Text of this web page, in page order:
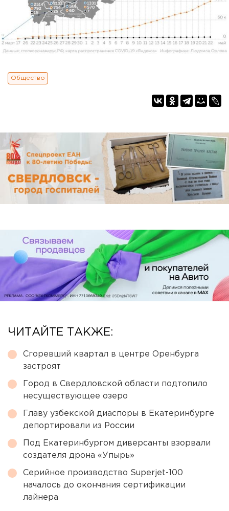
Общество
ЧИТАЙТЕ ТАКЖЕ:
Сгоревший квартал в центре Оренбурга
застроят
Город в Свердловской области подтопило
несуществующее озеро
Главу узбекской диаспоры в Екатеринбурге
депортировали из России
Под Екатеринбургом диверсанты взорвали
создателя дрона «Упырь»
Серийное производство Superjet-100
началось до окончания сертификации
лайнера